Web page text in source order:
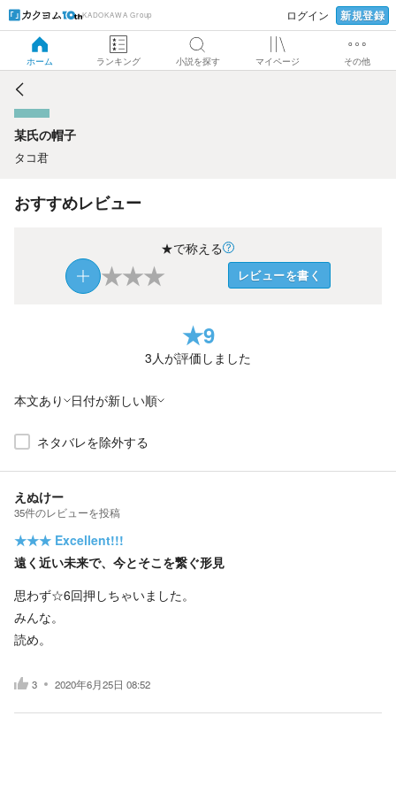
KADOKAWA Group ログイン 新規登録
ホーム ランキング 小説を探す マイページ その他
某氏の帽子
某氏の帽子
タコ君
おすすめレビュー
★で称える
★★★ レビューを書く
★9
3人が評価しました
本文あり 日付が新しい順
ネタバレを除外する
えぬけー
35件のレビューを投稿
★★★ Excellent!!!
遠く近い未来で、今とそこを繋ぐ形見
思わず☆6回押しちゃいました。
みんな。
読め。
3 2020年6月25日 08:52